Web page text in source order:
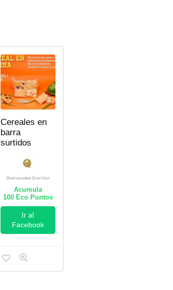
Cereales en
barra
surtidos
Districereales Gran Vivir
Acumula
100Eco Puntos
Ir al
Facebook